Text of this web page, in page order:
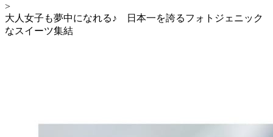
>
大人女子も夢中になれる♪ 日本一を誇るフォトジェニック
なスイーツ集結